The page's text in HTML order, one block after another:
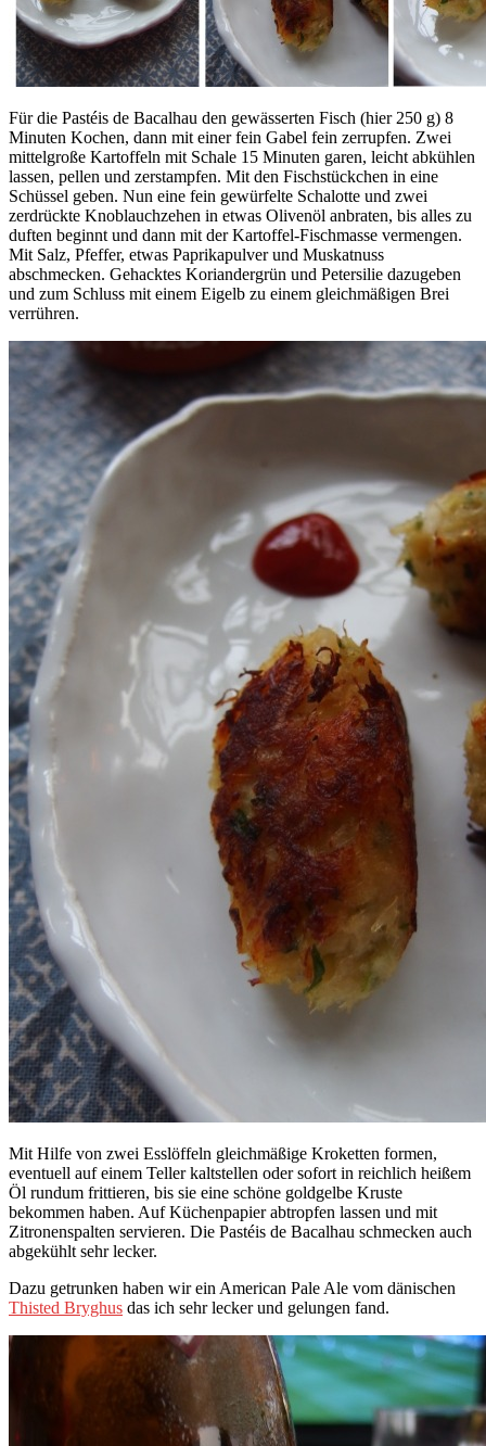
Für die Pastéis de Bacalhau den gewässerten Fisch (hier 250 g) 8
Minuten Kochen, dann mit einer fein Gabel fein zerrupfen. Zwei
mittelgroße Kartoffeln mit Schale 15 Minuten garen, leicht abkühlen
lassen, pellen und zerstampfen. Mit den Fischstückchen in eine
Schüssel geben. Nun eine fein gewürfelte Schalotte und zwei
zerdrückte Knoblauchzehen in etwas Olivenöl anbraten, bis alles zu
duften beginnt und dann mit der Kartoffel-Fischmasse vermengen.
Mit Salz, Pfeffer, etwas Paprikapulver und Muskatnuss
abschmecken. Gehacktes Koriandergrün und Petersilie dazugeben
und zum Schluss mit einem Eigelb zu einem gleichmäßigen Brei
verrühren.
Mit Hilfe von zwei Esslöffeln gleichmäßige Kroketten formen,
eventuell auf einem Teller kaltstellen oder sofort in reichlich heißem
Öl rundum frittieren, bis sie eine schöne goldgelbe Kruste
bekommen haben. Auf Küchenpapier abtropfen lassen und mit
Zitronenspalten servieren. Die Pastéis de Bacalhau schmecken auch
abgekühlt sehr lecker.
Dazu getrunken haben wir ein American Pale Ale vom dänischen
Thisted Bryghus das ich sehr lecker und gelungen fand.